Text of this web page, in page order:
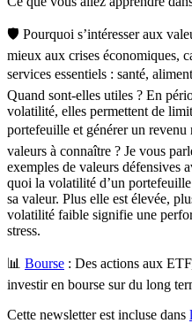
🛡 Pourquoi s’intéresser aux
mieux aux crises économiques,
services essentiels : santé,
Quand sont-elles utiles ? En
volatilité, elles permettent de
portefeuille et générer un
valeurs à connaître ? Je vous
exemples de valeurs défensives
quoi la volatilité d’un
sa valeur. Plus elle est élevée,
volatilité faible signifie une
stress.
📊 Bourse : Des actions aux
investir en bourse sur du long
Cette newsletter est incluse dans